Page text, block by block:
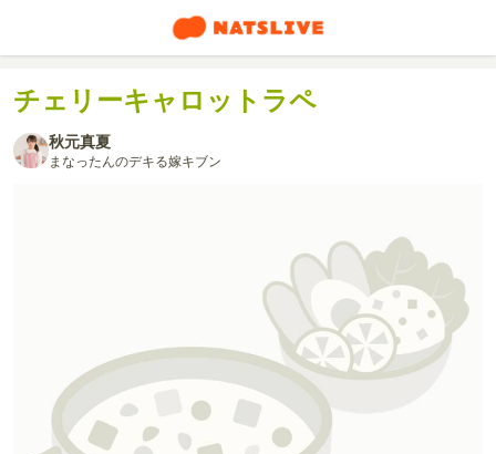
チェリーキャロットラペ
秋元真夏
まなったんのデキる嫁キブン